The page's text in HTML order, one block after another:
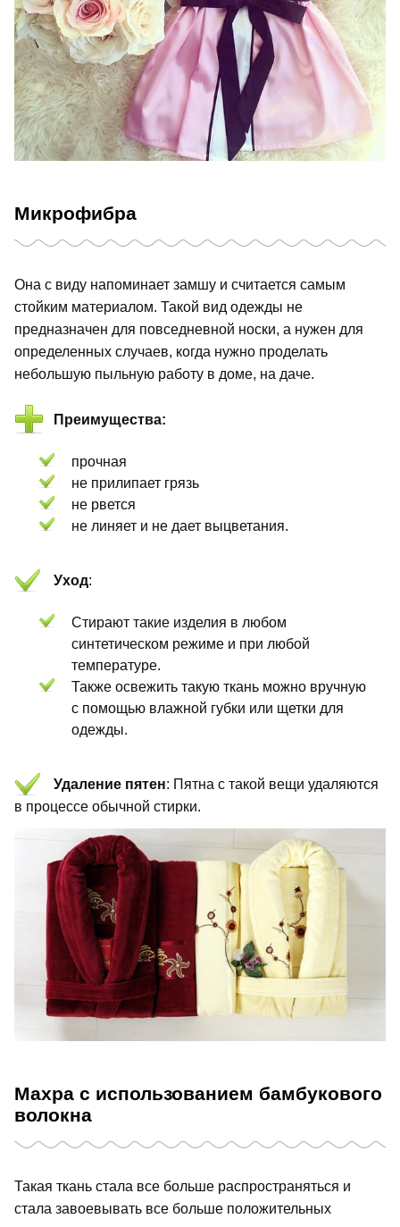
Микрофибра
Она с виду напоминает замшу и считается самым
стойким материалом. Такой вид одежды не
предназначен для повседневной носки, а нужен для
определенных случаев, когда нужно проделать
небольшую пыльную работу в доме, на даче.
Преимущества:
прочная
не прилипает грязь
не рвется
не линяет и не дает выцветания.
Уход:
Стирают такие изделия в любом
синтетическом режиме и при любой
температуре.
Также освежить такую ткань можно вручную
с помощью влажной губки или щетки для
одежды.
Удаление пятен: Пятна с такой вещи удаляются
в процессе обычной стирки.
Махра с использованием бамбукового
волокна
Такая ткань стала все больше распространяться и
стала завоевывать все больше положительных